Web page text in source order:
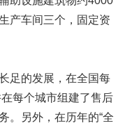
产车间三个，固定资
的发展，在全国每
每个城市组建了售后
。另外，在历年的“全